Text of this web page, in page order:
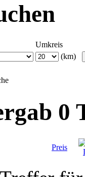
Umkreis
(km)
0
Preis